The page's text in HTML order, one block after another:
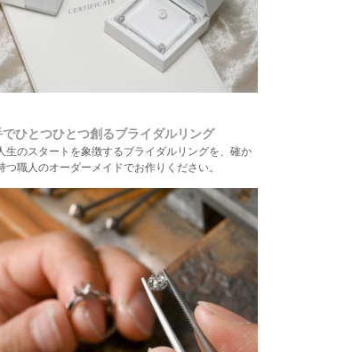
ひとつひとつ創るブライダルリング
生のスタートを象徴するブライダルリングを、確か
つ職人のオーダーメイドでお作りください。